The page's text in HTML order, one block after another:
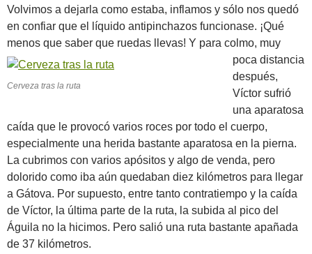
Volvimos a dejarla como estaba, inflamos y sólo nos quedó
en confiar que el líquido antipinchazos funcionase. ¡Qué
menos que saber que ruedas llevas!
Cerveza tras la ruta
Y para colmo, muy
poca distancia
después,
Víctor sufrió
una aparatosa
caída que le provocó varios roces por todo el cuerpo,
especialmente una herida bastante aparatosa en la pierna.
La cubrimos con varios apósitos y algo de venda, pero
dolorido como iba aún quedaban diez kilómetros para llegar
a Gátova. Por supuesto, entre tanto contratiempo y la caída
de Víctor, la última parte de la ruta, la subida al pico del
Águila no la hicimos. Pero salió una ruta bastante apañada
de 37 kilómetros.